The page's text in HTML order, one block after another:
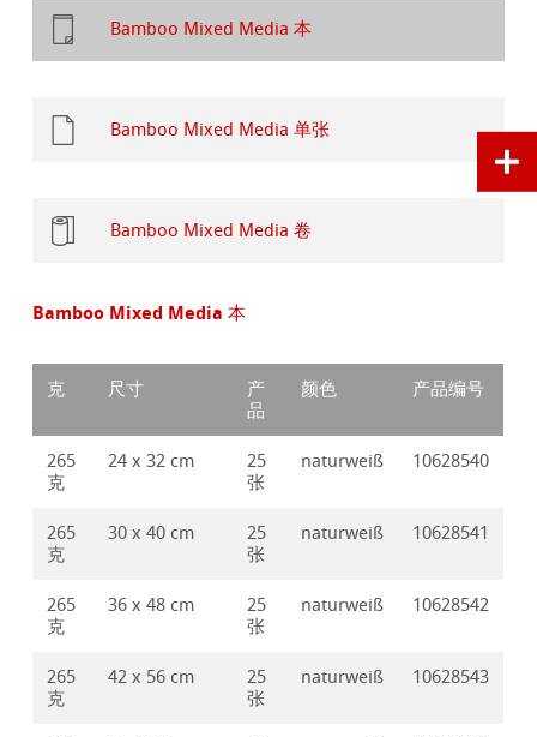
Bamboo Mixed Media 本
Bamboo Mixed Media 单张
Bamboo Mixed Media 卷
Bamboo Mixed Media 本
克 尺寸
产
品
颜色 产品编号
265
克
24 x 32 cm
25
张
naturweiß 10628540
265
克
30 x 40 cm
25
张
naturweiß 10628541
265
克
36 x 48 cm
25
张
naturweiß 10628542
265
克
42 x 56 cm
25
张
naturweiß 10628543